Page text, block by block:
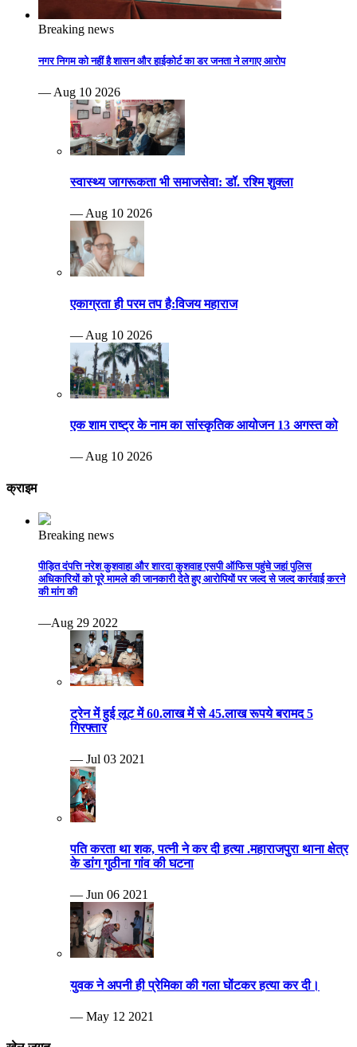
Breaking news
नगर निगम को नहीं है शासन और हाईकोर्ट का डर जनता ने लगाए आरोप
— Aug 10 2026
स्वास्थ्य जागरूकता भी समाजसेवा: डॉ. रश्मि शुक्ला
— Aug 10 2026
एकाग्रता ही परम तप है:विजय महाराज
— Aug 10 2026
एक शाम राष्ट्र के नाम का सांस्कृतिक आयोजन 13 अगस्त को
— Aug 10 2026
क्राइम
Breaking news
पीड़ित दंपत्ति नरेश कुशवाहा और शारदा कुशवाह एसपी ऑफिस पहुंचे जहां पुलिस
अधिकारियों को पूरे मामले की जानकारी देते हुए आरोपियों पर जल्द से जल्द कार्रवाई करने
की मांग की
—Aug 29 2022
ट्रेन में हुई लूट में 60.लाख में से 45.लाख रूपये बरामद 5
गिरफ्तार
— Jul 03 2021
पति करता था शक, पत्नी ने कर दी हत्या .महाराजपुरा थाना क्षेत्र
के डांग गुठीना गांव की घटना
— Jun 06 2021
युवक ने अपनी ही प्रेमिका की गला घोंटकर हत्या कर दी।
— May 12 2021